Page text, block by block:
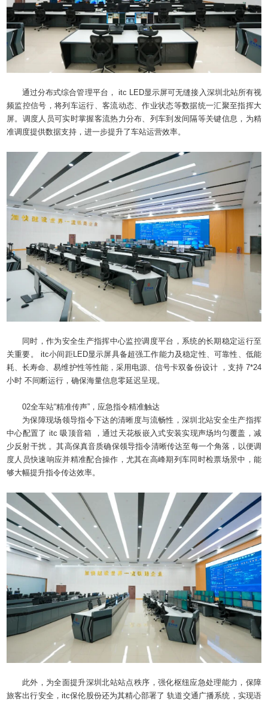
通过分布式综合管理平台， itc LED显示屏可无缝接入深圳北站所有视
频监控信号，将列车运行、客流动态、作业状态等数据统一汇聚至指挥大
屏。调度人员可实时掌握客流热力分布、列车到发间隔等关键信息，为精
准调度提供数据支持，进一步提升了车站运营效率。
同时，作为安全生产指挥中心监控调度平台，系统的长期稳定运行至
关重要。 itc小间距LED显示屏具备超强工作能力及稳定性、可靠性、低能
耗、长寿命、易维护性等性能，采用电源、信号卡双备份设计 ，支持 7*24
小时 不间断运行，确保海量信息零延迟呈现。
02全车站“精准传声”，应急指令精准触达
为保障现场领导指令下达的清晰度与流畅性，深圳北站安全生产指挥
中心配置了 itc 吸顶音箱 ，通过天花板嵌入式安装实现声场均匀覆盖，减
少反射干扰 。其高保真音质确保领导指令清晰传达至每一个角落，以便调
度人员快速响应并精准配合操作，尤其在高峰期列车同时检票场景中，能
够大幅提升指令传达效率。
此外，为全面提升深圳北站站点秩序，强化枢纽应急处理能力，保障
旅客出行安全，itc保伦股份还为其精心部署了 轨道交通广播系统，实现语